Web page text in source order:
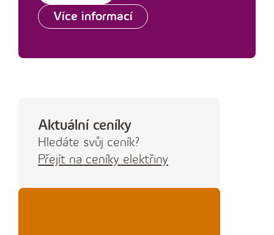
Více informací
Aktuální ceníky
Hledáte svůj ceník?
Přejít na ceníky elektřiny